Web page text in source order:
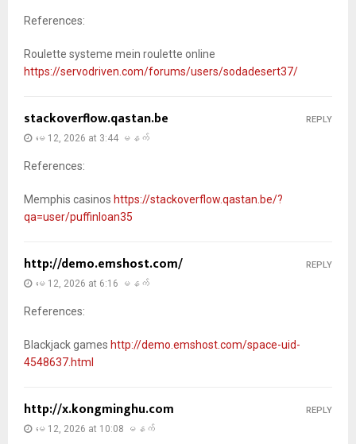
References:
Roulette systeme mein roulette online
https://servodriven.com/forums/users/sodadesert37/
stackoverflow.qastan.be
မေ 12, 2026 at 3:44 မနက်
References:
Memphis casinos https://stackoverflow.qastan.be/?
qa=user/puffinloan35
REPLY
http://demo.emshost.com/
မေ 12, 2026 at 6:16 မနက်
References:
Blackjack games http://demo.emshost.com/space-uid-
4548637.html
REPLY
http://x.kongminghu.com
မေ 12, 2026 at 10:08 မနက်
REPLY